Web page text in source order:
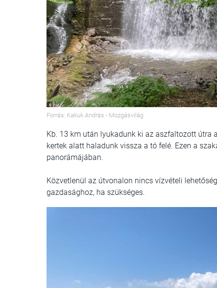
Forrás: Kakuk András - Mozgásvilág
Kb. 13 km után lyukadunk ki az aszfaltozott útra
kertek alatt haladunk vissza a tó felé. Ezen a
panorámájában.
Közvetlenül az útvonalon nincs vízvételi
gazdasághoz, ha szükséges.